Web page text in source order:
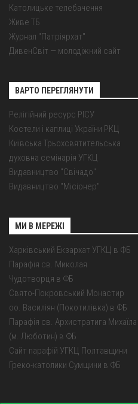
Католицьке телебачення
Живе ТБ
Журнал "Патріярхат"
ДивенСвіт — молодіжний сайт
ВАРТО ПЕРЕГЛЯНУТИ
Релігійний ресурс РІСУ
Костели і каплиці України РКЦ
Київська Трьохсвятительська
духовна семінарія УГКЦ
Видавництво "Свічадо"
Видавництво "Місіонер"
МИ В МЕРЕЖІ
Харківський Екзархат УГКЦ в ФБ
Парафія св. Миколая
Чудотворця в ФБ
Свято-Покровський Монастир
оо. Василіян (Покотилівка) в ФБ
Парафія св. Архистратига Михаїла
(м. Люботин) в ФБ
Сайт парафій УГКЦ Полтавщини
Греко-католики Сумщини в ФБ